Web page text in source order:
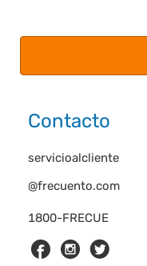
Contacto
1800-FRECUE
servicioalcliente
@frecuento.com